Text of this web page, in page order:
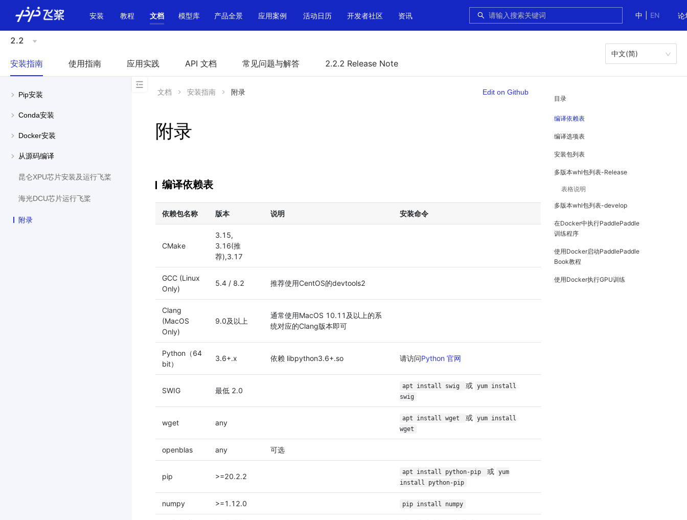
中
EN 论
安装 教程 文档 模型库 产品全景 应用案例 活动日历 开发者社区 资讯
2.2
安装指南 使用指南 应用实践 API 文档 常见问题与解答 2.2.2 Release Note
中文(简)
Pip安装
Conda安装
Docker安装
从源码编译
昆仑XPU芯片安装及运行飞桨
海光DCU芯片运行飞桨
附录
目录
编译依赖表
编译选项表
安装包列表
多版本whl包列表-Release
表格说明
多版本whl包列表-develop
在Docker中执行PaddlePaddle
训练程序
使用Docker启动PaddlePaddle
Book教程
使用Docker执行GPU训练
文档 安装指南 附录 Edit on Github
附录
编译依赖表
依赖包名称 版本 说明 安装命令
CMake
3.15,
3.16(推
荐),3.17
GCC (Linux
Only)
5.4 / 8.2 推荐使用CentOS的devtools2
Clang
(MacOS
Only)
9.0及以上
通常使用MacOS 10.11及以上的系
统对应的Clang版本即可
Python（64
bit）
3.6+.x 依赖 libpython3.6+.so 请访问Python 官网
SWIG 最低 2.0 apt install swig 或 yum install
swig
wget any apt install wget 或 yum install
wget
openblas any 可选
pip >=20.2.2 apt install python-pip 或 yum
install python-pip
numpy >=1.12.0 pip install numpy